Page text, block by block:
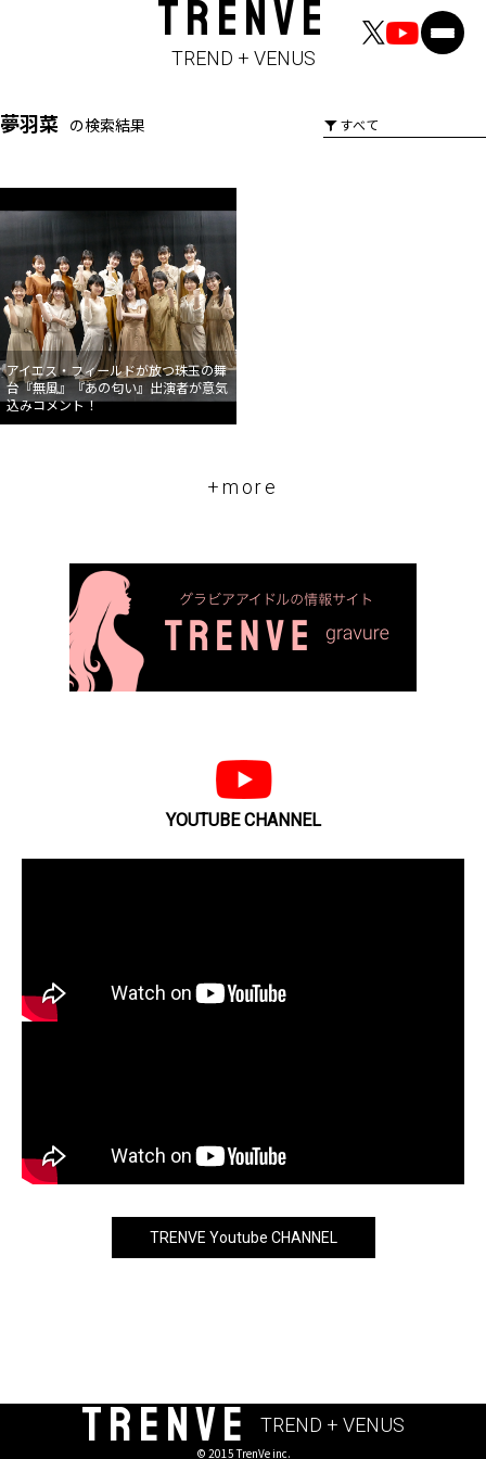
TRENVE
TREND + VENUS
夢羽菜 の検索結果
アイエス・フィールドが放つ珠玉の舞
台『無風』『あの匂い』出演者が意気
込みコメント！
+more
YOUTUBE CHANNEL
TRENVE Youtube CHANNEL
TRENVE TREND + VENUS
© 2015 TrenVe inc.